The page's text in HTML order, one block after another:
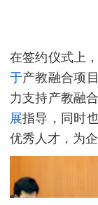
在签约仪式上，
于产教融合项
力支持产教融
展指导，同时
优秀人才，为